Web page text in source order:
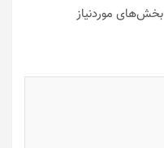
بخش‌های موردنیاز